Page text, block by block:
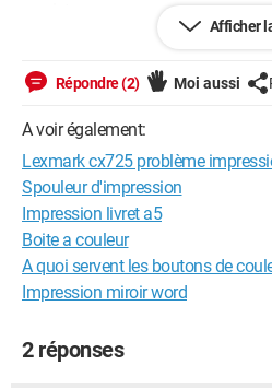
Voici la liste de tout ce que nous
- Changement du kit de transfert
Au niveau des réglages :
- Le verrouillage "imprimer en noir
enclancher
et lors de l'impression nous
d'impression soit en couleur.
Nous avons réinitialisé les
même constat.
Malgré tout ça le problème
Quelqu'un aurait-il une solution ?
Je vous remercie.
Afficher
Répondre (2) Moi aussi
A voir également:
Lexmark cx725 problème
Spouleur d'impression
Impression livret a5
Boite a couleur
A quoi servent les boutons de
Impression miroir word
2 réponses